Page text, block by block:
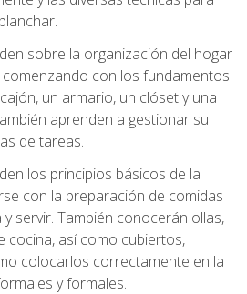
sobre la organización del hogar
con los fundamentos
un armario, un clóset y una
aprenden a gestionar su
de tareas.
los principios básicos de la
con la preparación de comidas
servir. También conocerán ollas,
cocina, así como cubiertos,
colocarlos correctamente en la
y formales.